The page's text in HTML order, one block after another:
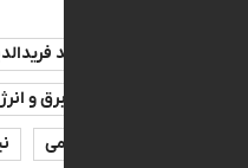
دکتر سید فریدالدین معصومی
گذاری برق و انرژی غدیر
نیروگاه